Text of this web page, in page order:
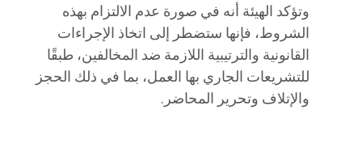
وتؤكد الهيئة أنه في صورة عدم الالتزام بهذه
الشروط، فإنها ستضطر إلى اتخاذ الإجراءات
القانونية والترتيبية اللازمة ضد المخالفين، طبقًا
للتشريعات الجاري بها العمل، بما في ذلك الحجز
والإتلاف وتحرير المحاضر.